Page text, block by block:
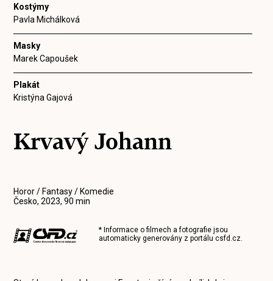
Kostýmy
Pavla Michálková
Masky
Marek Capoušek
Plakát
Kristýna Gajová
Krvavý Johann
Horor / Fantasy / Komedie
Česko, 2023, 90 min
* Informace o filmech a fotografie jsou
automaticky generovány z portálucsfd.cz.